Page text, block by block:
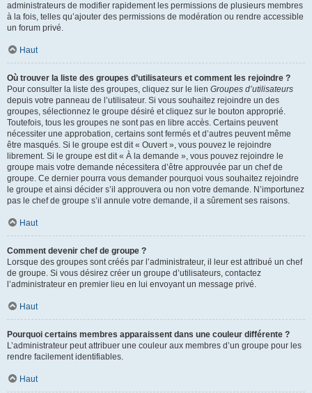
administrateurs de modifier rapidement les permissions de plusieurs membres
à la fois, telles qu’ajouter des permissions de modération ou rendre accessible
un forum privé.
Haut
Où trouver la liste des groupes d’utilisateurs et comment les rejoindre ?
Pour consulter la liste des groupes, cliquez sur le lien Groupes d’utilisateurs
depuis votre panneau de l’utilisateur. Si vous souhaitez rejoindre un des
groupes, sélectionnez le groupe désiré et cliquez sur le bouton approprié.
Toutefois, tous les groupes ne sont pas en libre accès. Certains peuvent
nécessiter une approbation, certains sont fermés et d’autres peuvent même
être masqués. Si le groupe est dit « Ouvert », vous pouvez le rejoindre
librement. Si le groupe est dit « À la demande », vous pouvez rejoindre le
groupe mais votre demande nécessitera d’être approuvée par un chef de
groupe. Ce dernier pourra vous demander pourquoi vous souhaitez rejoindre
le groupe et ainsi décider s’il approuvera ou non votre demande. N’importunez
pas le chef de groupe s’il annule votre demande, il a sûrement ses raisons.
Haut
Comment devenir chef de groupe ?
Lorsque des groupes sont créés par l’administrateur, il leur est attribué un chef
de groupe. Si vous désirez créer un groupe d’utilisateurs, contactez
l’administrateur en premier lieu en lui envoyant un message privé.
Haut
Pourquoi certains membres apparaissent dans une couleur différente ?
L’administrateur peut attribuer une couleur aux membres d’un groupe pour les
rendre facilement identifiables.
Haut